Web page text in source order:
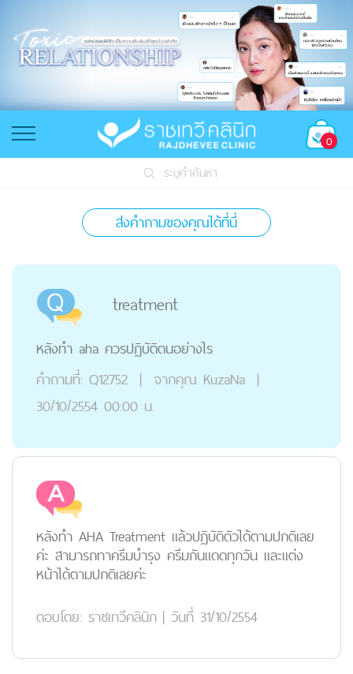
0
ระบุคำค้นหา
ส่งคำถามของคุณได้ที่นี่
treatment
หลังทำ aha ควรปฏิบัติตนอย่างไร
คำถามที่: Q12752 | จากคุณ KuzaNa |
30/10/2554 00:00 น.
หลังทำ AHA Treatment แล้วปฏิบัติตัวได้ตามปกติเลย
ค่ะ สามารถทาครีมบำรุง ครีมกันแดดทุกวัน และแต่ง
หน้าได้ตามปกติเลยค่ะ
ตอบโดย: ราชเทวีคลินิก | วันที่ 31/10/2554